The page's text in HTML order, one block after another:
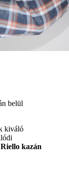
belül
kiváló
Riello kazán